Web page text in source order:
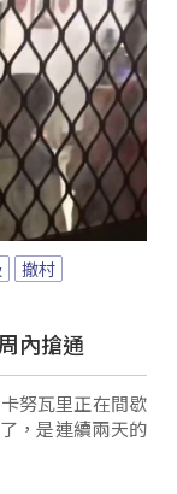
撤村
內搶通
努瓦里正在間歇
，是連續兩天的